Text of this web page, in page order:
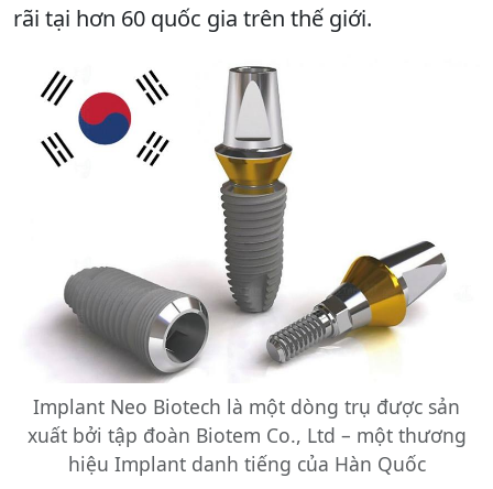
rãi tại hơn 60 quốc gia trên thế giới.
Implant Neo Biotech là một dòng trụ được sản
xuất bởi tập đoàn Biotem Co., Ltd – một thương
hiệu Implant danh tiếng của Hàn Quốc